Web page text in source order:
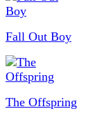
Fall Out Boy
The Offspring